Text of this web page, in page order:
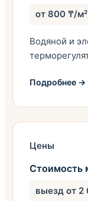
от 800 ₸/
Водяной и
Подробнее →
Цены
Стоимость
выезд от 2